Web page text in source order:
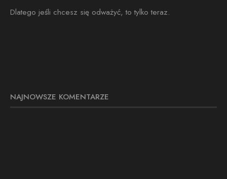
Dlatego jeśli chcesz się odważyć, to tylko teraz.
NAJNOWSZE KOMENTARZE